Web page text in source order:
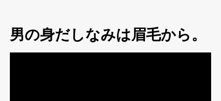
男の身だしなみは眉毛から。